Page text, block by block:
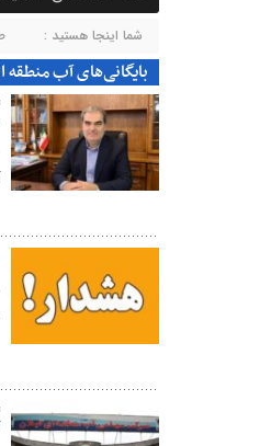
شما اینجا هستید :
بایگانی‌های آب منطقه ای گیلان - صفحه ۶
۰۷ مهر ۱۴۰۴